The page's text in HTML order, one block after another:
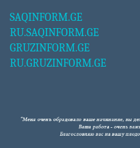
SAQINFORM.GE
RU.SAQINFORM.GE
GRUZINFORM.GE
RU.GRUZINFORM.GE